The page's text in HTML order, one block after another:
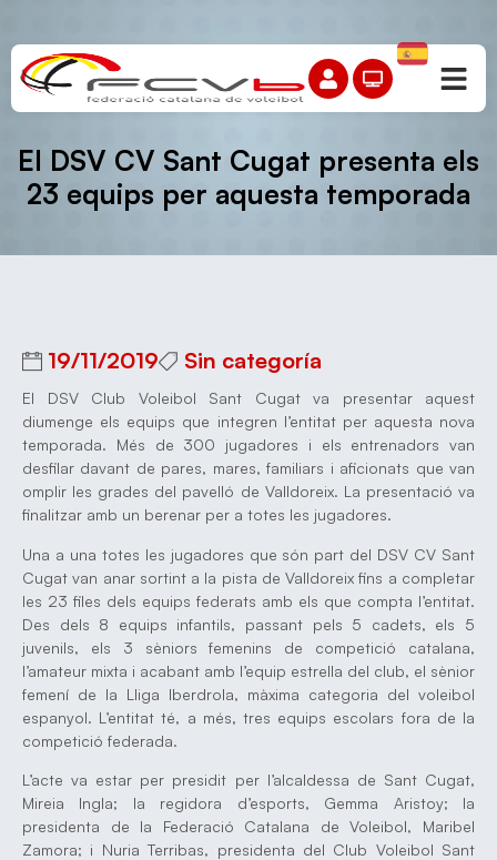
El DSV CV Sant Cugat presenta els
23 equips per aquesta temporada
19/11/2019 Sin categoría
El DSV Club Voleibol Sant Cugat va presentar aquest
diumenge els equips que integren l’entitat per aquesta nova
temporada. Més de 300 jugadores i els entrenadors van
desfilar davant de pares, mares, familiars i aficionats que van
omplir les grades del pavelló de Valldoreix. La presentació va
finalitzar amb un berenar per a totes les jugadores.
Una a una totes les jugadores que són part del DSV CV Sant
Cugat van anar sortint a la pista de Valldoreix fins a completar
les 23 files dels equips federats amb els que compta l’entitat.
Des dels 8 equips infantils, passant pels 5 cadets, els 5
juvenils, els 3 sèniors femenins de competició catalana,
l’amateur mixta i acabant amb l’equip estrella del club, el sènior
femení de la Lliga Iberdrola, màxima categoria del voleibol
espanyol. L’entitat té, a més, tres equips escolars fora de la
competició federada.
L’acte va estar per presidit per l’alcaldessa de Sant Cugat,
Mireia Ingla; la regidora d’esports, Gemma Aristoy; la
presidenta de la Federació Catalana de Voleibol, Maribel
Zamora; i Nuria Terribas, presidenta del Club Voleibol Sant